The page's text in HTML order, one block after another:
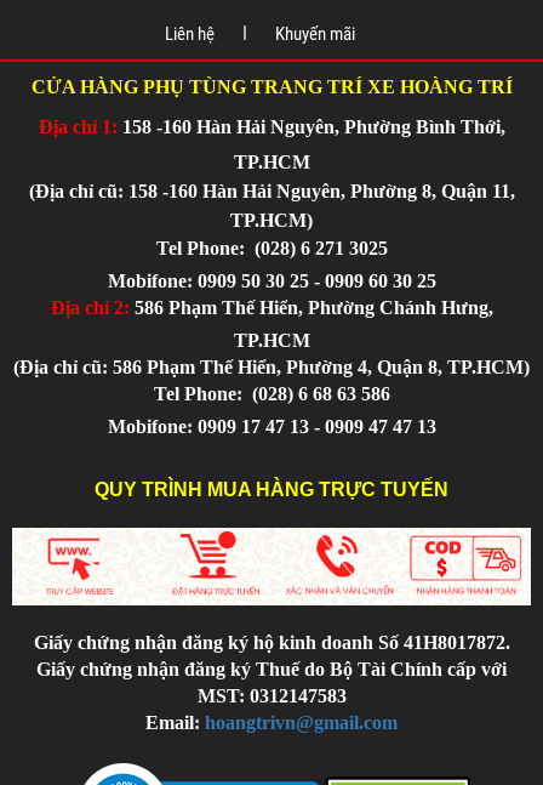
Liên hệ Khuyến mãi
CỬA HÀNG PHỤ TÙNG TRANG TRÍ XE HOÀNG TRÍ
Địa chỉ 1: 158 -160 Hàn Hải Nguyên, Phường Bình Thới,
TP.HCM
(Địa chỉ cũ: 158 -160 Hàn Hải Nguyên, Phường 8, Quận 11,
TP.HCM)
Tel Phone: (028) 6 271 3025
Mobifone: 0909 50 30 25 - 0909 60 30 25
Địa chỉ 2: 586 Phạm Thế Hiển, Phường Chánh Hưng,
TP.HCM
(Địa chỉ cũ: 586 Phạm Thế Hiển, Phường 4, Quận 8, TP.HCM)
Tel Phone: (028) 6 68 63 586
Mobifone: 0909 17 47 13 - 0909 47 47 13
QUY TRÌNH MUA HÀNG TRỰC TUYẾN
Giấy chứng nhận đăng ký hộ kinh doanh Số 41H8017872.
Giấy chứng nhận đăng ký Thuế do Bộ Tài Chính cấp với
MST: 0312147583
Email: hoangtrivn@gmail.com